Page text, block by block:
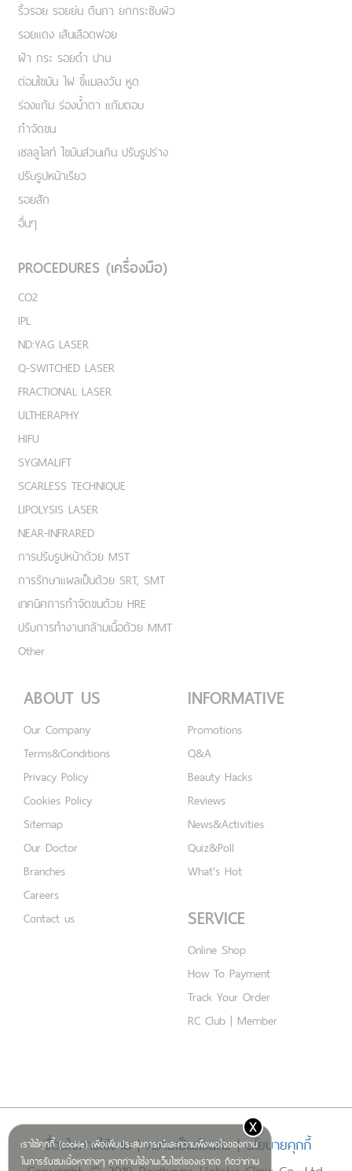
เราใช้คุกกี้ (cookie) เพื่อเพิ่มประสบการณ์และความพึงพอใจของท่าน
ในการรับชมเนื้อหาต่างๆ หากท่านใช้งานเว็บไซต์ของเราต่อ ถือว่าท่าน
x
ริ้วรอย รอยย่น ตีนกา ยกกระชับผิว
รอยแดง เส้นเลือดฟอย
ฝ้า กระ รอยดำ ปาน
ต่อมไขมัน ไฝ ขี้แมลงวัน หูด
ร่องแก้ม ร่องน้ำตา แก้มตอบ
กำจัดขน
เชลลูไลท์ ไขมันส่วนเกิน ปรับรูปร่าง
ปรับรูปหน้าเรียว
รอยสัก
อื่นๆ
PROCEDURES (เครื่องมือ)
CO2
IPL
ND:YAG LASER
Q-SWITCHED LASER
FRACTIONAL LASER
ULTHERAPHY
HIFU
SYGMALIFT
SCARLESS TECHNIQUE
LIPOLYSIS LASER
NEAR-INFRARED
การปรับรูปหน้าด้วย MST
การรักษาแผลเป็นด้วย SRT, SMT
เทคนิคการกำจัดขนด้วย HRE
ปรับการทำงานกล้ามเนื้อด้วย MMT
Other
ABOUT US
Our Company
Terms&Conditions
Privacy Policy
Cookies Policy
Sitemap
Our Doctor
Branches
Careers
Contact us
INFORMATIVE
Promotions
Q&A
Beauty Hacks
Reviews
News&Activities
Quiz&Poll
What's Hot
SERVICE
Online Shop
How To Payment
Track Your Order
RC Club | Member
เงื่อนไขการใช้งาน|ความเป็นส่วนตัว|นโยบายคุกกี้